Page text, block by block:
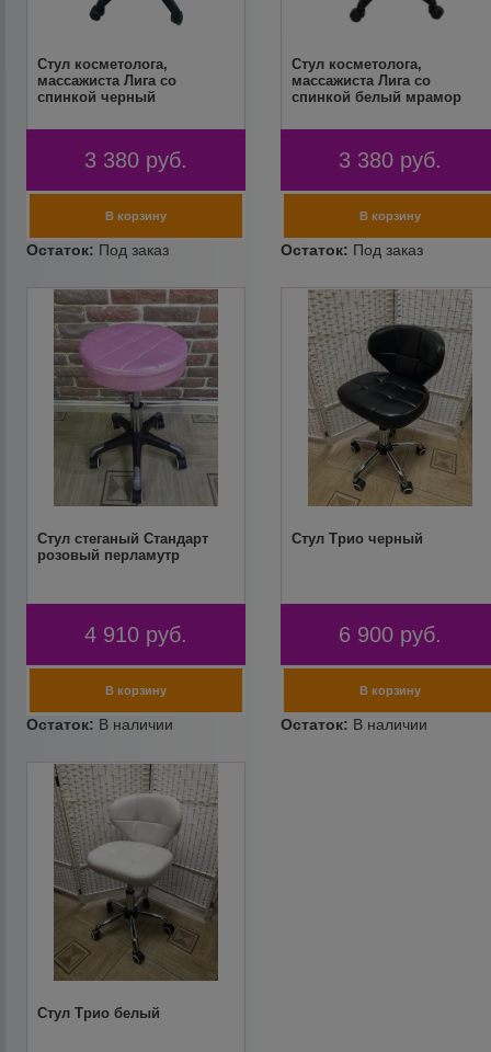
Стул косметолога,
массажиста Лига со
спинкой черный
3 380 руб.
Стул косметолога,
массажиста Лига со
спинкой белый мрамор
3 380 руб.
Стул стеганый Стандарт
розовый перламутр
4 910 руб.
Стул Трио черный
6 900 руб.
Стул Трио белый